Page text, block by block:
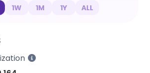
1W 1M 1Y ALL